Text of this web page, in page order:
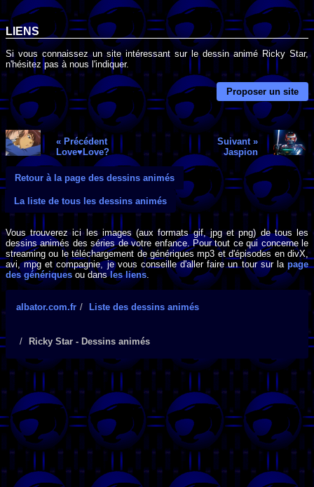
LIENS
Si vous connaissez un site intéressant sur le dessin animé Ricky Star,
n'hésitez pas à nous l'indiquer.
Proposer un site
« Précédent
Love♥Love?
Suivant »
Jaspion
Retour à la page des dessins animés
La liste de tous les dessins animés
Vous trouverez ici les images (aux formats gif, jpg et png) de tous les
dessins animés des séries de votre enfance. Pour tout ce qui concerne le
streaming ou le téléchargement de génériques mp3 et d'épisodes en divX,
avi, mpg et compagnie, je vous conseille d'aller faire un tour sur la page
des génériques ou dansles liens.
albator.com.fr Liste des dessins animés
Ricky Star - Dessins animés